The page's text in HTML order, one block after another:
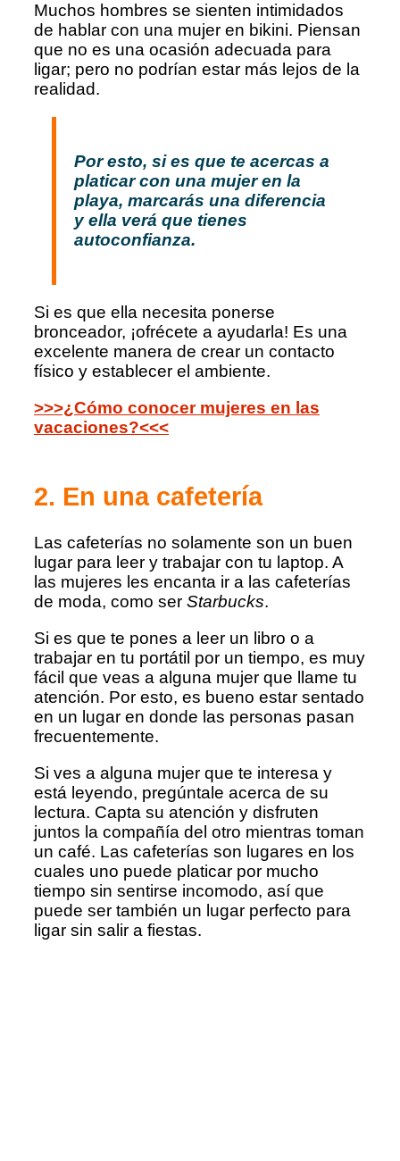
Muchos hombres se sienten intimidados
de hablar con una mujer en bikini. Piensan
que no es una ocasión adecuada para
ligar; pero no podrían estar más lejos de la
realidad.
Por esto, si es que te acercas a
platicar con una mujer en la
playa, marcarás una diferencia
y ella verá que tienes
autoconfianza.
Si es que ella necesita ponerse
bronceador, ¡ofrécete a ayudarla! Es una
excelente manera de crear un contacto
físico y establecer el ambiente.
>>>¿Cómo conocer mujeres en las
vacaciones?<<<
2. En una cafetería
Las cafeterías no solamente son un buen
lugar para leer y trabajar con tu laptop. A
las mujeres les encanta ir a las cafeterías
de moda, como ser Starbucks.
Si es que te pones a leer un libro o a
trabajar en tu portátil por un tiempo, es muy
fácil que veas a alguna mujer que llame tu
atención. Por esto, es bueno estar sentado
en un lugar en donde las personas pasan
frecuentemente.
Si ves a alguna mujer que te interesa y
está leyendo, pregúntale acerca de su
lectura. Capta su atención y disfruten
juntos la compañía del otro mientras toman
un café. Las cafeterías son lugares en los
cuales uno puede platicar por mucho
tiempo sin sentirse incomodo, así que
puede ser también un lugar perfecto para
ligar sin salir a fiestas.